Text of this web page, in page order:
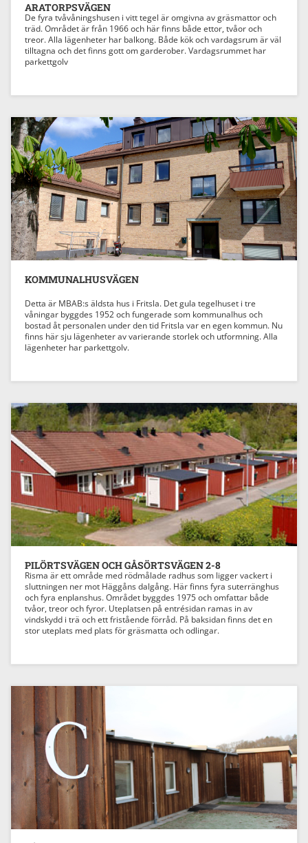
ARATORPSVÄGEN
De fyra tvåvåningshusen i vitt tegel är omgivna av gräsmattor och
träd. Området är från 1966 och här finns både ettor, tvåor och
treor. Alla lägenheter har balkong. Både kök och vardagsrum är väl
tilltagna och det finns gott om garderober. Vardagsrummet har
parkettgolv
KOMMUNALHUSVÄGEN
Detta är MBAB:s äldsta hus i Fritsla. Det gula tegelhuset i tre
våningar byggdes 1952 och fungerade som kommunalhus och
bostad åt personalen under den tid Fritsla var en egen kommun. Nu
finns här sju lägenheter av varierande storlek och utformning. Alla
lägenheter har parkettgolv.
PILÖRTSVÄGEN OCH GÅSÖRTSVÄGEN 2-8
Risma är ett område med rödmålade radhus som ligger vackert i
sluttningen ner mot Häggåns dalgång. Här finns fyra suterränghus
och fyra enplanshus. Området byggdes 1975 och omfattar både
tvåor, treor och fyror. Uteplatsen på entrésidan ramas in av
vindskydd i trä och ett fristående förråd. På baksidan finns det en
stor uteplats med plats för gräsmatta och odlingar.
Previous Next